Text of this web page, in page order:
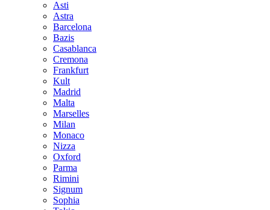
Asti
Astra
Barcelona
Bazis
Casablanca
Cremona
Frankfurt
Kult
Madrid
Malta
Marselles
Milan
Monaco
Nizza
Oxford
Parma
Rimini
Signum
Sophia